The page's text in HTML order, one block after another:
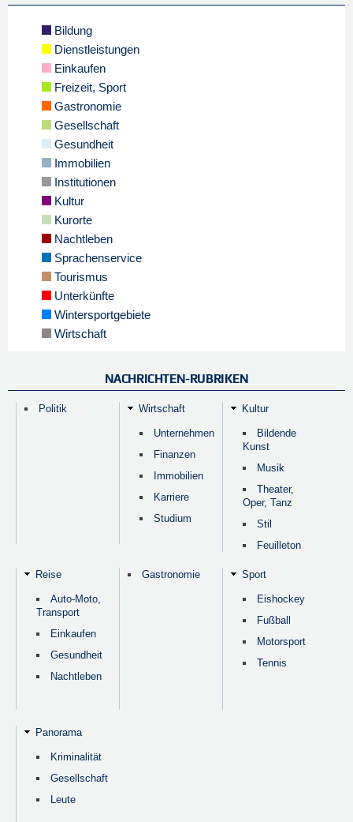
Bildung
Dienstleistungen
Einkaufen
Freizeit, Sport
Gastronomie
Gesellschaft
Gesundheit
Immobilien
Institutionen
Kultur
Kurorte
Nachtleben
Sprachenservice
Tourismus
Unterkünfte
Wintersportgebiete
Wirtschaft
NACHRICHTEN-RUBRIKEN
Politik Wirtschaft
Unternehmen
Finanzen
Immobilien
Karriere
Studium
Kultur
Bildende
Kunst
Musik
Theater,
Oper, Tanz
Stil
Feuilleton
Reise
Auto-Moto,
Transport
Einkaufen
Gesundheit
Nachtleben
Gastronomie Sport
Eishockey
Fußball
Motorsport
Tennis
Panorama
Kriminalität
Gesellschaft
Leute